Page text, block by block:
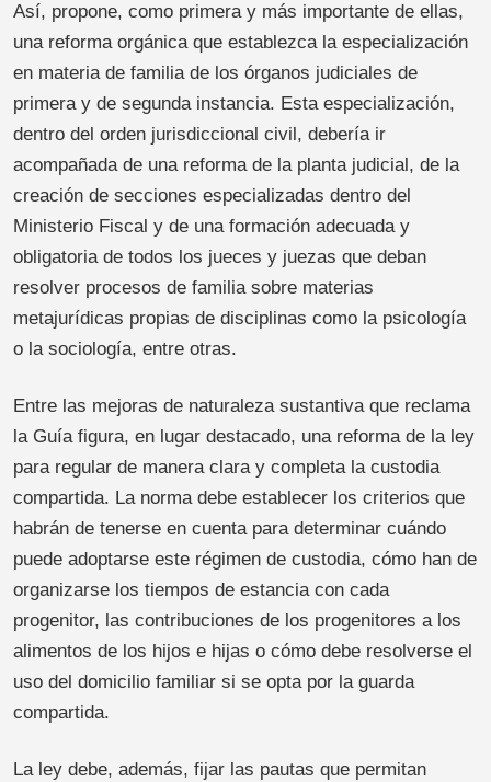
Así, propone, como primera y más importante de ellas,
una reforma orgánica que establezca la especialización
en materia de familia de los órganos judiciales de
primera y de segunda instancia. Esta especialización,
dentro del orden jurisdiccional civil, debería ir
acompañada de una reforma de la planta judicial, de la
creación de secciones especializadas dentro del
Ministerio Fiscal y de una formación adecuada y
obligatoria de todos los jueces y juezas que deban
resolver procesos de familia sobre materias
metajurídicas propias de disciplinas como la psicología
o la sociología, entre otras.
Entre las mejoras de naturaleza sustantiva que reclama
la Guía figura, en lugar destacado, una reforma de la ley
para regular de manera clara y completa la custodia
compartida. La norma debe establecer los criterios que
habrán de tenerse en cuenta para determinar cuándo
puede adoptarse este régimen de custodia, cómo han de
organizarse los tiempos de estancia con cada
progenitor, las contribuciones de los progenitores a los
alimentos de los hijos e hijas o cómo debe resolverse el
uso del domicilio familiar si se opta por la guarda
compartida.
La ley debe, además, fijar las pautas que permitan